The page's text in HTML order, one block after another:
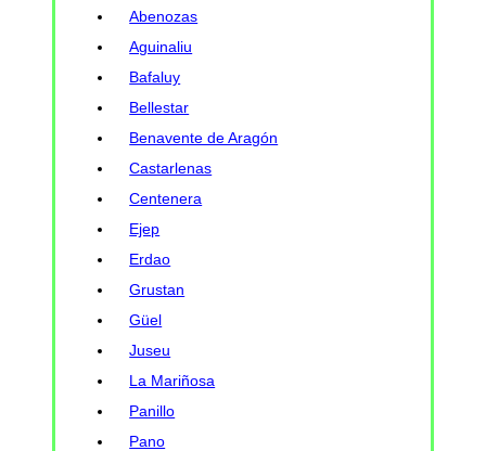
Abenozas
Aguinaliu
Bafaluy
Bellestar
Benavente de Aragón
Castarlenas
Centenera
Ejep
Erdao
Grustan
Güel
Juseu
La Mariñosa
Panillo
Pano